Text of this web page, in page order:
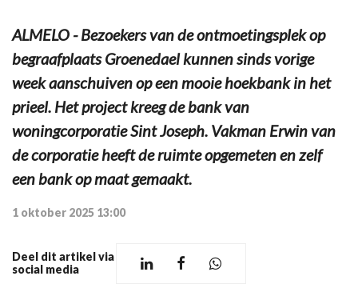
ALMELO - Bezoekers van de ontmoetingsplek op
begraafplaats Groenedael kunnen sinds vorige
week aanschuiven op een mooie hoekbank in het
prieel. Het project kreeg de bank van
woningcorporatie Sint Joseph. Vakman Erwin van
de corporatie heeft de ruimte opgemeten en zelf
een bank op maat gemaakt.
1 oktober 2025 13:00
Deel dit artikel via
social media